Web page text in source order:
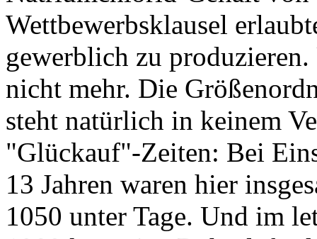
Wettbewerbsklausel
gewerblich zu
nicht mehr. Die
steht natürlich in keinem
"Glückauf"-Zeiten: Bei
13 Jahren waren hier
1050 unter Tage. Und im